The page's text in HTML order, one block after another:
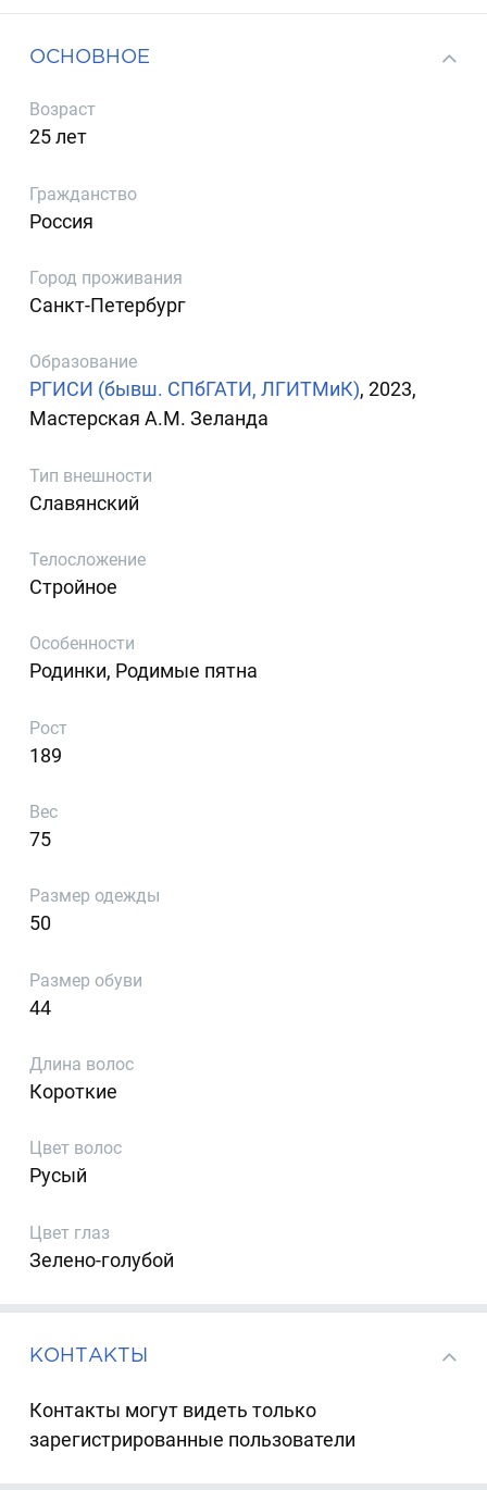
ОСНОВНОЕ
Возраст
25 лет
Гражданство
Россия
Город проживания
Санкт-Петербург
Образование
РГИСИ (бывш. СПбГАТИ, ЛГИТМиК), 2023,
Мастерская А.М. Зеланда
Тип внешности
Славянский
Телосложение
Стройное
Особенности
Родинки, Родимые пятна
Рост
189
Вес
75
Размер одежды
50
Размер обуви
44
Длина волос
Короткие
Цвет волос
Русый
Цвет глаз
Зелено-голубой
КОНТАКТЫ
Контакты могут видеть только
зарегистрированные пользователи